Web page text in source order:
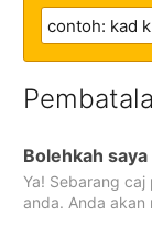
Bolehkah
Ya! Sebarang
anda. Anda akan